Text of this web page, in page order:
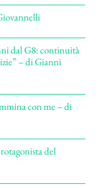
dal G8: continuità
– di Gianni
con me – di
del